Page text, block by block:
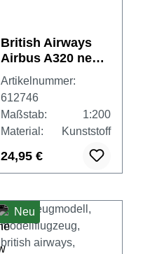
British Airways
Airbus A320 neo –
G-TTNA
Artikelnummer:
612746
Maßstab:
1:200
Material:
Kunststoff
24,95 €
Neu